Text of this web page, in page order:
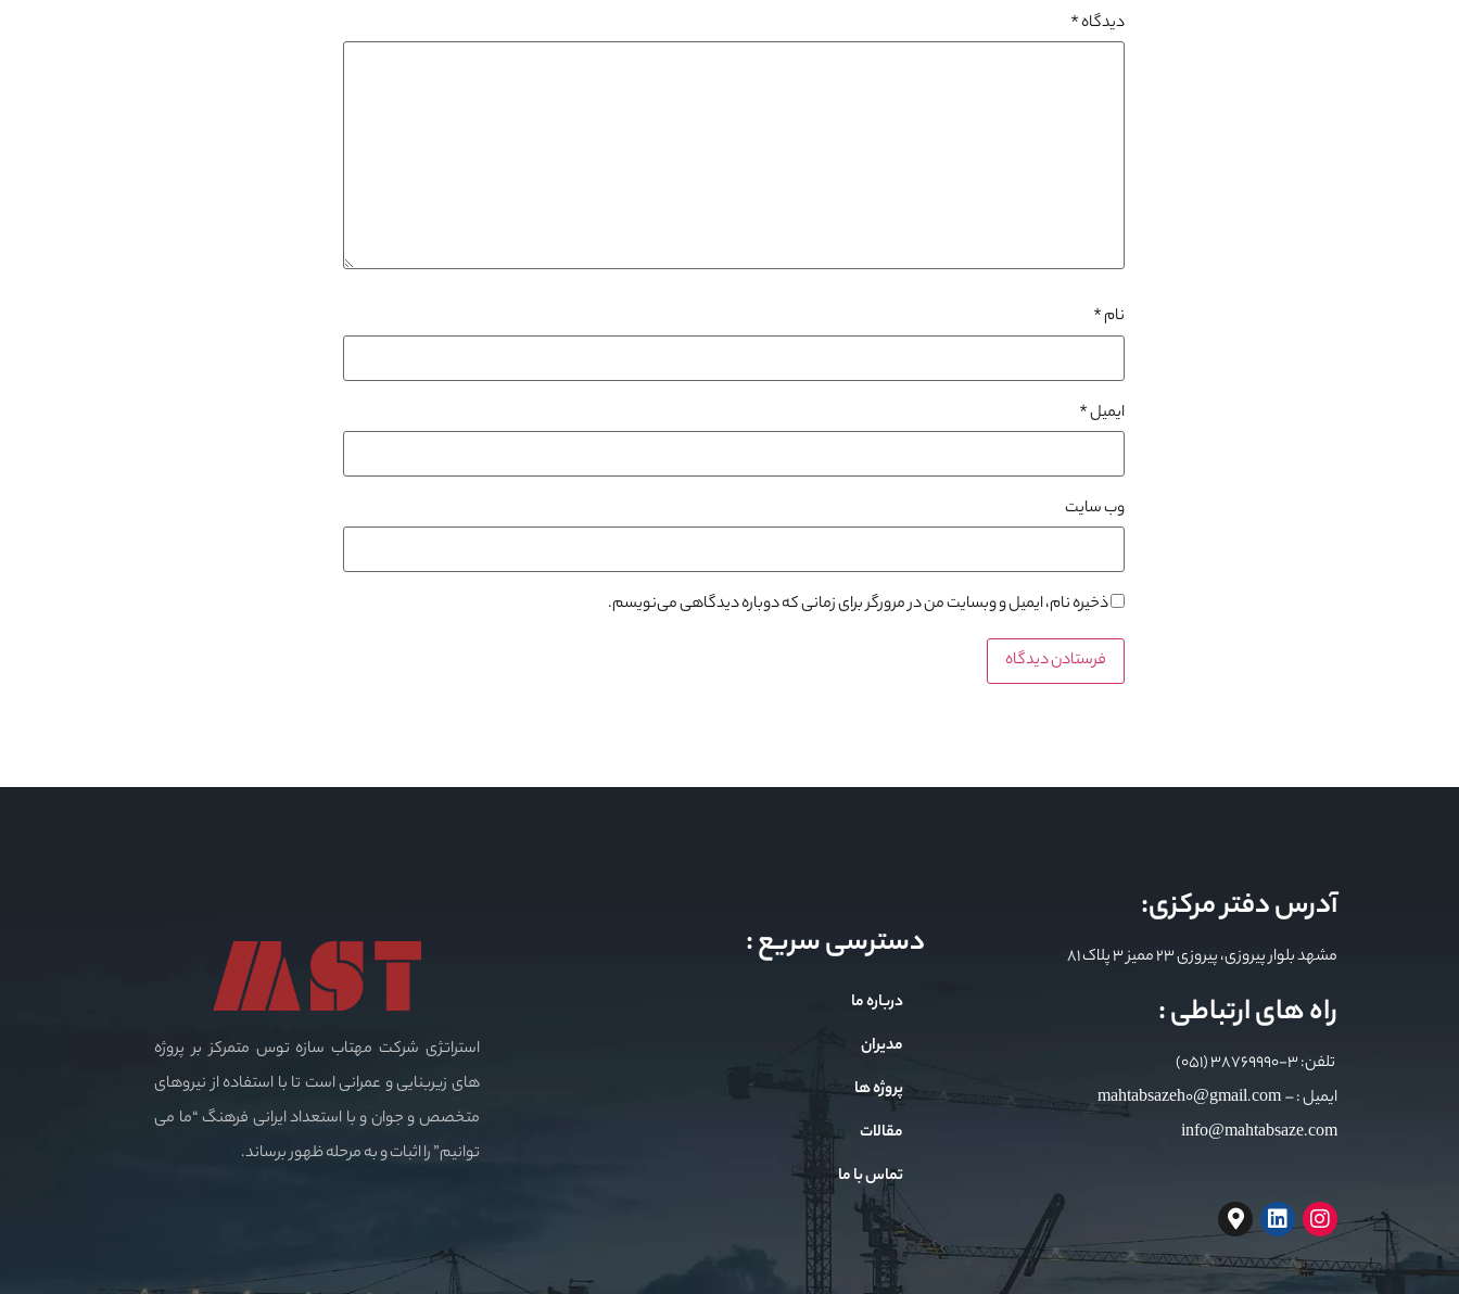
دیدگاه*
نام*
ایمیل*
وب‌ سایت
ذخیره نام، ایمیل و وبسایت من در مرورگر برای زمانی که دوباره دیدگاهی می‌نویسم.
آدرس دفتر مرکزی:
مشهد بلوار پیروزی، پیروزی 23 ممیز 3 پلاک 81
راه های ارتباطی :
تلفن: 3-38769990 (051)
ایمیل : mahtabsazeh0@gmail.com –
info@mahtabsaze.com
دسترسی سریع :
درباره ما
مدیران
پروژه ها
مقالات
تماس با ما
استراتژی شرکت مهتاب سازه توس متمرکز بر پروژه
های زیربنایی و عمرانی است تا با استفاده از نیروهای
متخصص و جوان و با استعداد ایرانی فرهنگ “ما می
توانیم” را اثبات و به مرحله ظهور برساند.